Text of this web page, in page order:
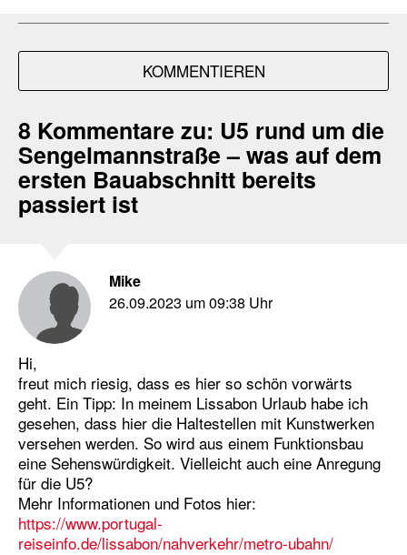
KOMMENTIEREN
8 Kommentare zu: U5 rund um die
Sengelmannstraße – was auf dem
ersten Bauabschnitt bereits
passiert ist
Mike
26.09.2023 um 09:38 Uhr
Hi,
freut mich riesig, dass es hier so schön vorwärts
geht. Ein Tipp: In meinem Lissabon Urlaub habe ich
gesehen, dass hier die Haltestellen mit Kunstwerken
versehen werden. So wird aus einem Funktionsbau
eine Sehenswürdigkeit. Vielleicht auch eine Anregung
für die U5?
Mehr Informationen und Fotos hier:
https://www.portugal-
reiseinfo.de/lissabon/nahverkehr/metro-ubahn/